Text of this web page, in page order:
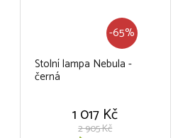
-65%
Stolní lampa Nebula -
černá
1 017 Kč
2 905 Kč